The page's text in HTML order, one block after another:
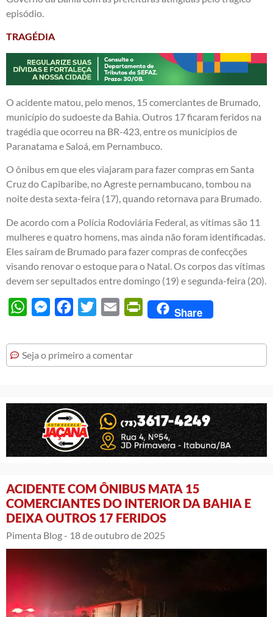
episódio.
TRAGÉDIA
O acidente matou, pelo menos, 15 comerciantes de Brumado,
município do sudoeste da Bahia. Outros 17 ficaram feridos na
tragédia que ocorreu na BR-423, entre os municípios de
Paranatama e Saloá, em Pernambuco.
O ônibus em que eles viajaram para fazer compras em Santa
Cruz do Capibaribe, no Agreste pernambucano, tombou na
noite desta sexta-feira (17), quando retornava para Brumado.
De acordo com a Polícia Rodoviária Federal, as vítimas são 11
mulheres e quatro homens, mas ainda não foram identificadas.
Eles saíram de Brumado para fazer compras de confecções
visando renovar o estoque para o Natal. Os corpos das vítimas
devem ser sepultados entre domingo (19) e segunda-feira (20).
WhatsAppMessengerFacebook
Twitter Email PrintFriendly
Share
Seja o primeiro a comentar
ACIDENTE COM ÔNIBUS MATA 15
COMERCIANTES DO INTERIOR DA BAHIA E
DEIXA OUTROS 17 FERIDOS
Pimenta Blog - 18 de outubro de 2025